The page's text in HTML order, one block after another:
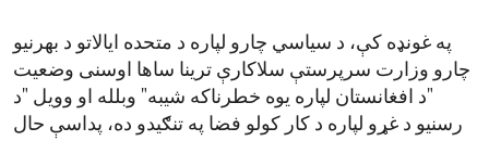
په غونډه کې، د سیاسي چارو لپاره د متحده ایالاتو د بهرنیو
چارو وزارت سرپرستې سلاکارې ترینا ساها اوسنی وضعیت
"د افغانستان لپاره یوه خطرناکه شیبه" وبلله او وویل "د
رسنیو د غړو لپاره د کار کولو فضا په تنګیدو ده، پداسې حال